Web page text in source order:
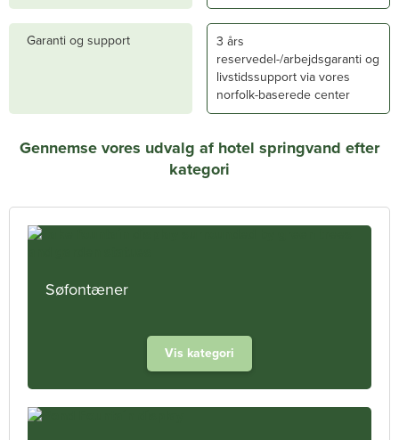
Garanti og support
3 års
reservedel-/arbejdsgaranti og
livstidssupport via vores
norfolk-baserede center
Gennemse vores udvalg af hotel springvand efter
kategori
Søfontæner
Vis kategori